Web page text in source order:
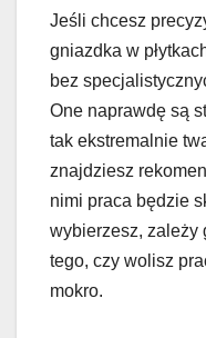
Jeśli chcesz
gniazdka w
bez
One naprawdę są
tak ekstremalnie
znajdziesz
nimi praca będzie
wybierzesz, zależy
tego, czy wolisz
mokro.